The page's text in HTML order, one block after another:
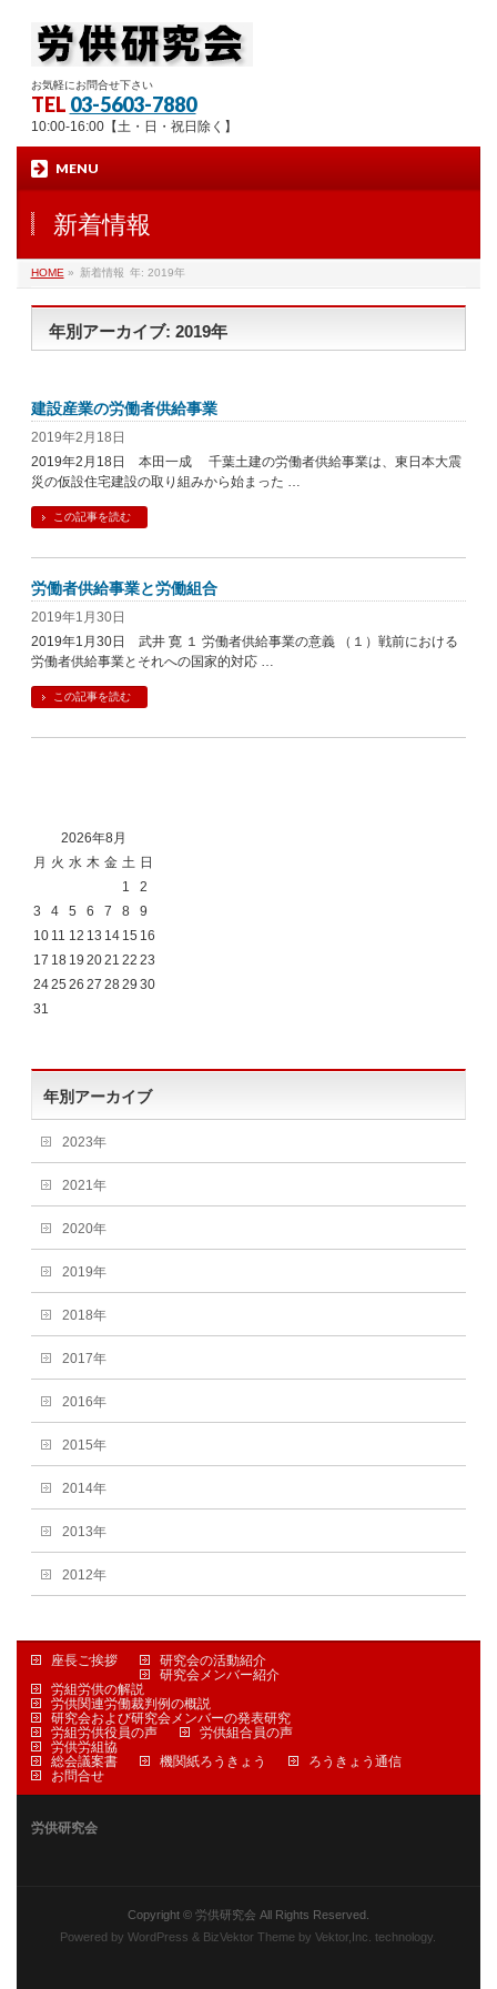
お気軽にお問合せ下さい
TEL 03-5603-7880
10:00-16:00【土・日・祝日除く】
MENU
新着情報
HOME » 新着情報 年: 2019年
年別アーカイブ: 2019年
建設産業の労働者供給事業
2019年2月18日
2019年2月18日 本田一成 千葉土建の労働者供給事業は、東日本大震
災の仮設住宅建設の取り組みから始まった …
この記事を読む
労働者供給事業と労働組合
2019年1月30日
2019年1月30日 武井 寛 １ 労働者供給事業の意義 （１）戦前における
労働者供給事業とそれへの国家的対応 …
この記事を読む
2026年8月
月 火 水 木 金 土 日
1
2
3
4 5 6 7 8
9
10 11 12 13 14 15 16
17 18 19 2021 22 23
2425 26 27 2829 30
31
年別アーカイブ
2023年
2021年
2020年
2019年
2018年
2017年
2016年
2015年
2014年
2013年
2012年
座長ご挨拶
研究会の活動紹介
研究会メンバー紹介
労組労供の解説
労供関連労働裁判例の概説
研究会および研究会メンバーの発表研究
労組労供役員の声
労供組合員の声
労供労組協
総会議案書
機関紙ろうきょう
ろうきょう通信
お問合せ
労供研究会
Copyright © 労供研究会 All Rights Reserved.
Powered byWordPress & BizVektor Theme byVektor,Inc. technology.